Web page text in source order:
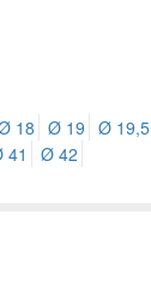
18 Ø 19 Ø 19,5
41 Ø 42